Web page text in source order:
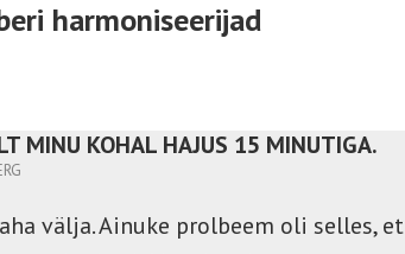
harmoniseerijad
MINU KOHAL HAJUS 15 MINUTIGA.
välja. Ainuke prolbeem oli selles, et